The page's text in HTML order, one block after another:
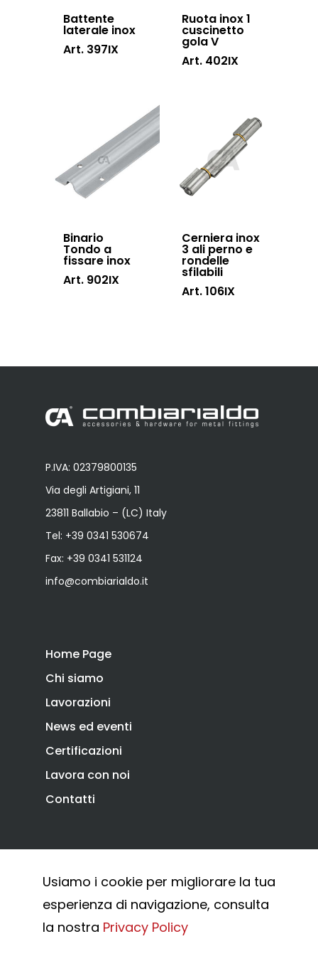
Battente
laterale inox
Art. 397IX
Ruota inox 1
cuscinetto
gola V
Art. 402IX
Binario
Tondo a
fissare inox
Art. 902IX
Cerniera inox
3 ali perno e
rondelle
sfilabili
Art. 106IX
P.IVA: 02379800135
Via degli Artigiani, 11
23811 Ballabio – (LC) Italy
Tel: +39 0341 530674
Fax: +39 0341 531124
info@combiarialdo.it
Home Page
Chi siamo
Lavorazioni
News ed eventi
Certificazioni
Lavora con noi
Contatti
Privacy Policy
Cookie Policy
Whistleblowing
© 2026 Combi Arialdo.
Usiamo i cookie per migliorare la tua
esperienza di navigazione, consulta
la nostra Privacy Policy